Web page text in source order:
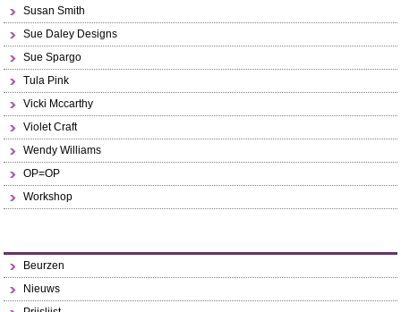
Susan Smith
Sue Daley Designs
Sue Spargo
Tula Pink
Vicki Mccarthy
Violet Craft
Wendy Williams
OP=OP
Workshop
Beurzen
Nieuws